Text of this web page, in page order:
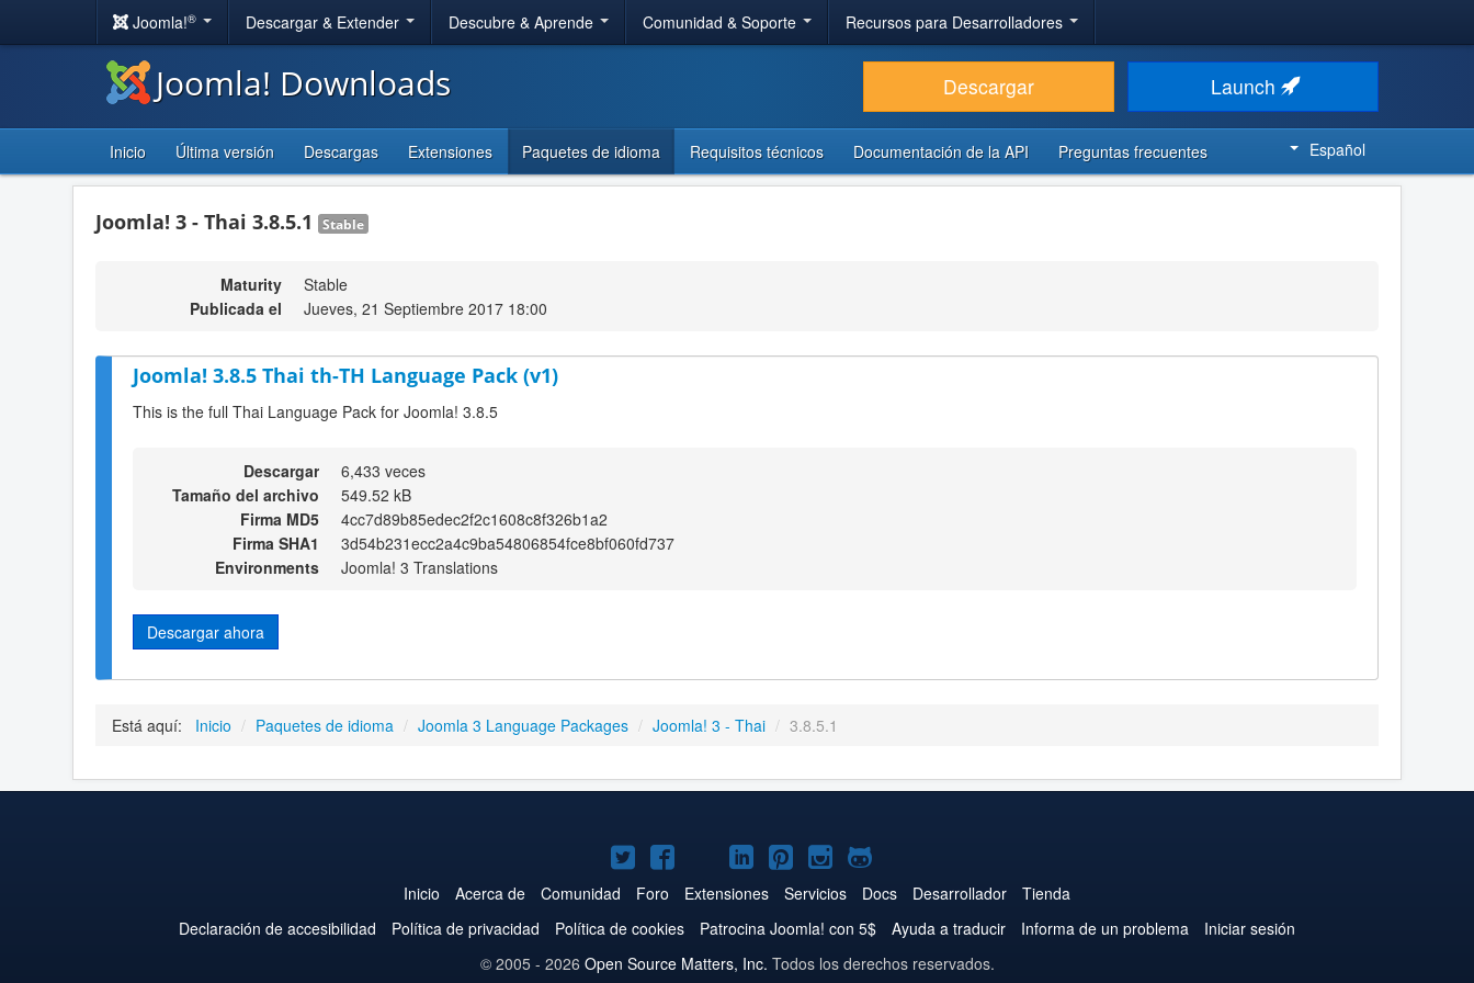
Joomla!® Descargar & Extender Descubre & Aprende Comunidad & Soporte Recursos para Desarrolladores
Joomla! Downloads Descargar Launch
Inicio Última versión Descargas Extensiones Paquetes de idioma Requisitos técnicos Documentación de la API Preguntas frecuentes Español
Joomla! 3 - Thai 3.8.5.1 Stable
Maturity
Stable
Publicada el
Jueves, 21 Septiembre 2017 18:00
Joomla! 3.8.5 Thai th-TH Language Pack (v1)
This is the full Thai Language Pack for Joomla! 3.8.5
Descargar
6,433 veces
Tamaño del archivo
549.52 kB
Firma MD5
4cc7d89b85edec2f2c1608c8f326b1a2
Firma SHA1
3d54b231ecc2a4c9ba54806854fce8bf060fd737
Environments
Joomla! 3 Translations
Descargar ahora
Está aquí: Inicio / Paquetes de idioma / Joomla 3 Language Packages / Joomla! 3 - Thai / 3.8.5.1
Joomla!
en
Twitter
Joomla!
en
Facebook
Joomla!
en
YouTube
Joomla!
en
LinkedIn
Joomla!
en
Pinterest
Joomla!
en
Instagram
Joomla!
en
GitHub
Inicio Acerca de Comunidad Foro Extensiones Servicios Docs Desarrollador
Tienda
Declaración de accesibilidad
Política de privacidad Política de cookies Patrocina Joomla! con 5$ Ayuda a traducir Informa de un problema
Iniciar sesión
© 2005 - 2026 Open Source Matters, Inc. Todos los derechos reservados.